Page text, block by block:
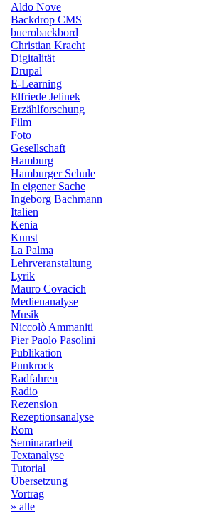
Aldo Nove
Backdrop CMS
buerobackbord
Christian Kracht
Digitalität
Drupal
E-Learning
Elfriede Jelinek
Erzählforschung
Film
Foto
Gesellschaft
Hamburg
Hamburger Schule
In eigener Sache
Ingeborg Bachmann
Italien
Kenia
Kunst
La Palma
Lehrveranstaltung
Lyrik
Mauro Covacich
Medienanalyse
Musik
Niccolò Ammaniti
Pier Paolo Pasolini
Publikation
Punkrock
Radfahren
Radio
Rezension
Rezeptionsanalyse
Rom
Seminararbeit
Textanalyse
Tutorial
Übersetzung
Vortrag
» alle